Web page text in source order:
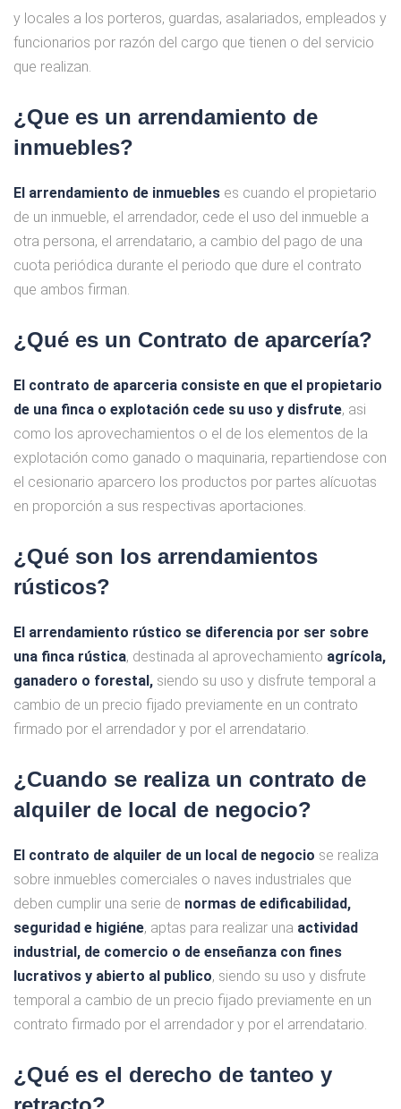
y locales a los porteros, guardas, asalariados, empleados y
funcionarios por razón del cargo que tienen o del servicio
que realizan.
¿Que es un arrendamiento de
inmuebles?
El arrendamiento de inmuebles es cuando el propietario
de un inmueble, el arrendador, cede el uso del inmueble a
otra persona, el arrendatario, a cambio del pago de una
cuota periódica durante el periodo que dure el contrato
que ambos firman.
¿Qué es un Contrato de aparcería?
El contrato de aparceria consiste en que el propietario
de una finca o explotación cede su uso y disfrute, asi
como los aprovechamientos o el de los elementos de la
explotación como ganado o maquinaria, repartiendose con
el cesionario aparcero los productos por partes alícuotas
en proporción a sus respectivas aportaciones.
¿Qué son los arrendamientos
rústicos?
El arrendamiento rústico se diferencia por ser sobre
una finca rústica, destinada al aprovechamiento agrícola,
ganadero o forestal, siendo su uso y disfrute temporal a
cambio de un precio fijado previamente en un contrato
firmado por el arrendador y por el arrendatario.
¿Cuando se realiza un contrato de
alquiler de local de negocio?
El contrato de alquiler de un local de negocio se realiza
sobre inmuebles comerciales o naves industriales que
deben cumplir una serie de normas de edificabilidad,
seguridad e higiéne, aptas para realizar una actividad
industrial, de comercio o de enseñanza con fines
lucrativos y abierto al publico, siendo su uso y disfrute
temporal a cambio de un precio fijado previamente en un
contrato firmado por el arrendador y por el arrendatario.
¿Qué es el derecho de tanteo y